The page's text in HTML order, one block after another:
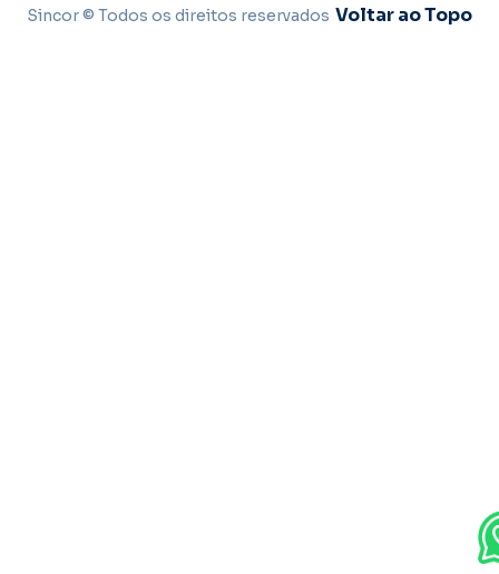
Sincor © Todos os direitos reservados Voltar ao Topo